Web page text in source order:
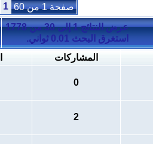
صفحة 1 من 60 1
عرض النتائج 1 إلى 30 من 1778
استغرق البحث0.01ثواني.
المشاركات
0
2